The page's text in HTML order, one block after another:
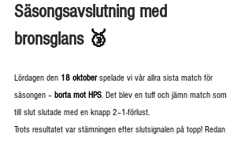
Säsongsavslutning med
bronsglans 🥉
Lördagen den 18 oktober spelade vi vår allra sista match för
säsongen – borta mot HPS. Det blev en tuff och jämn match som
till slut slutade med en knapp 2–1-förlust.
Trots resultatet var stämningen efter slutsignalen på topp! Redan